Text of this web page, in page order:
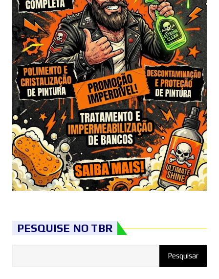
PESQUISE NO TBR